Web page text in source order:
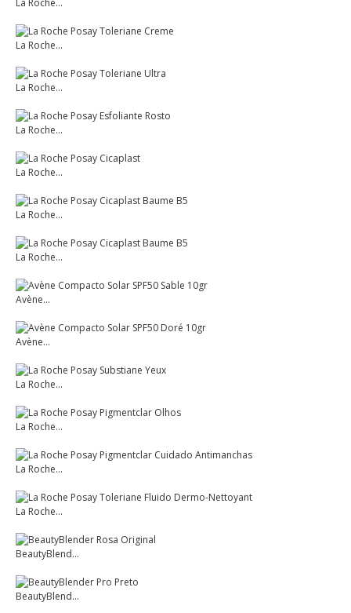
La Roche...
La Roche...
La Roche...
La Roche...
La Roche...
La Roche...
La Roche...
Avène...
Avène...
La Roche...
La Roche...
La Roche...
La Roche...
BeautyBlend...
BeautyBlend...